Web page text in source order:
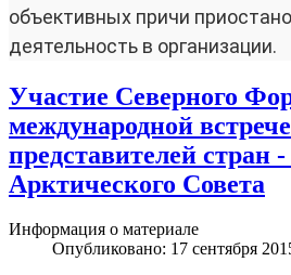
объективных причи
деятельность в организации.
Участие Северного
международной встрече
представителей стран
Арктического Совета
Информация о материале
Опубликовано: 17 сентября